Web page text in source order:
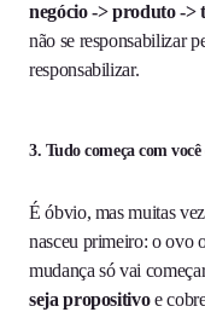
negócio -> produto ->
não se responsabilizar
responsabilizar.
3. Tudo começa com
É óbvio, mas muitas
nasceu primeiro: o ovo
mudança só vai
seja propositivoe